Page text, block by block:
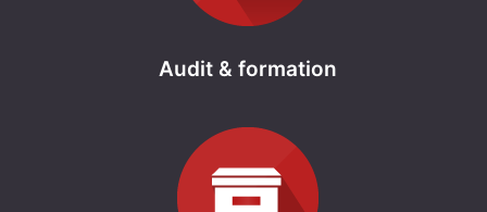
Audit & formation